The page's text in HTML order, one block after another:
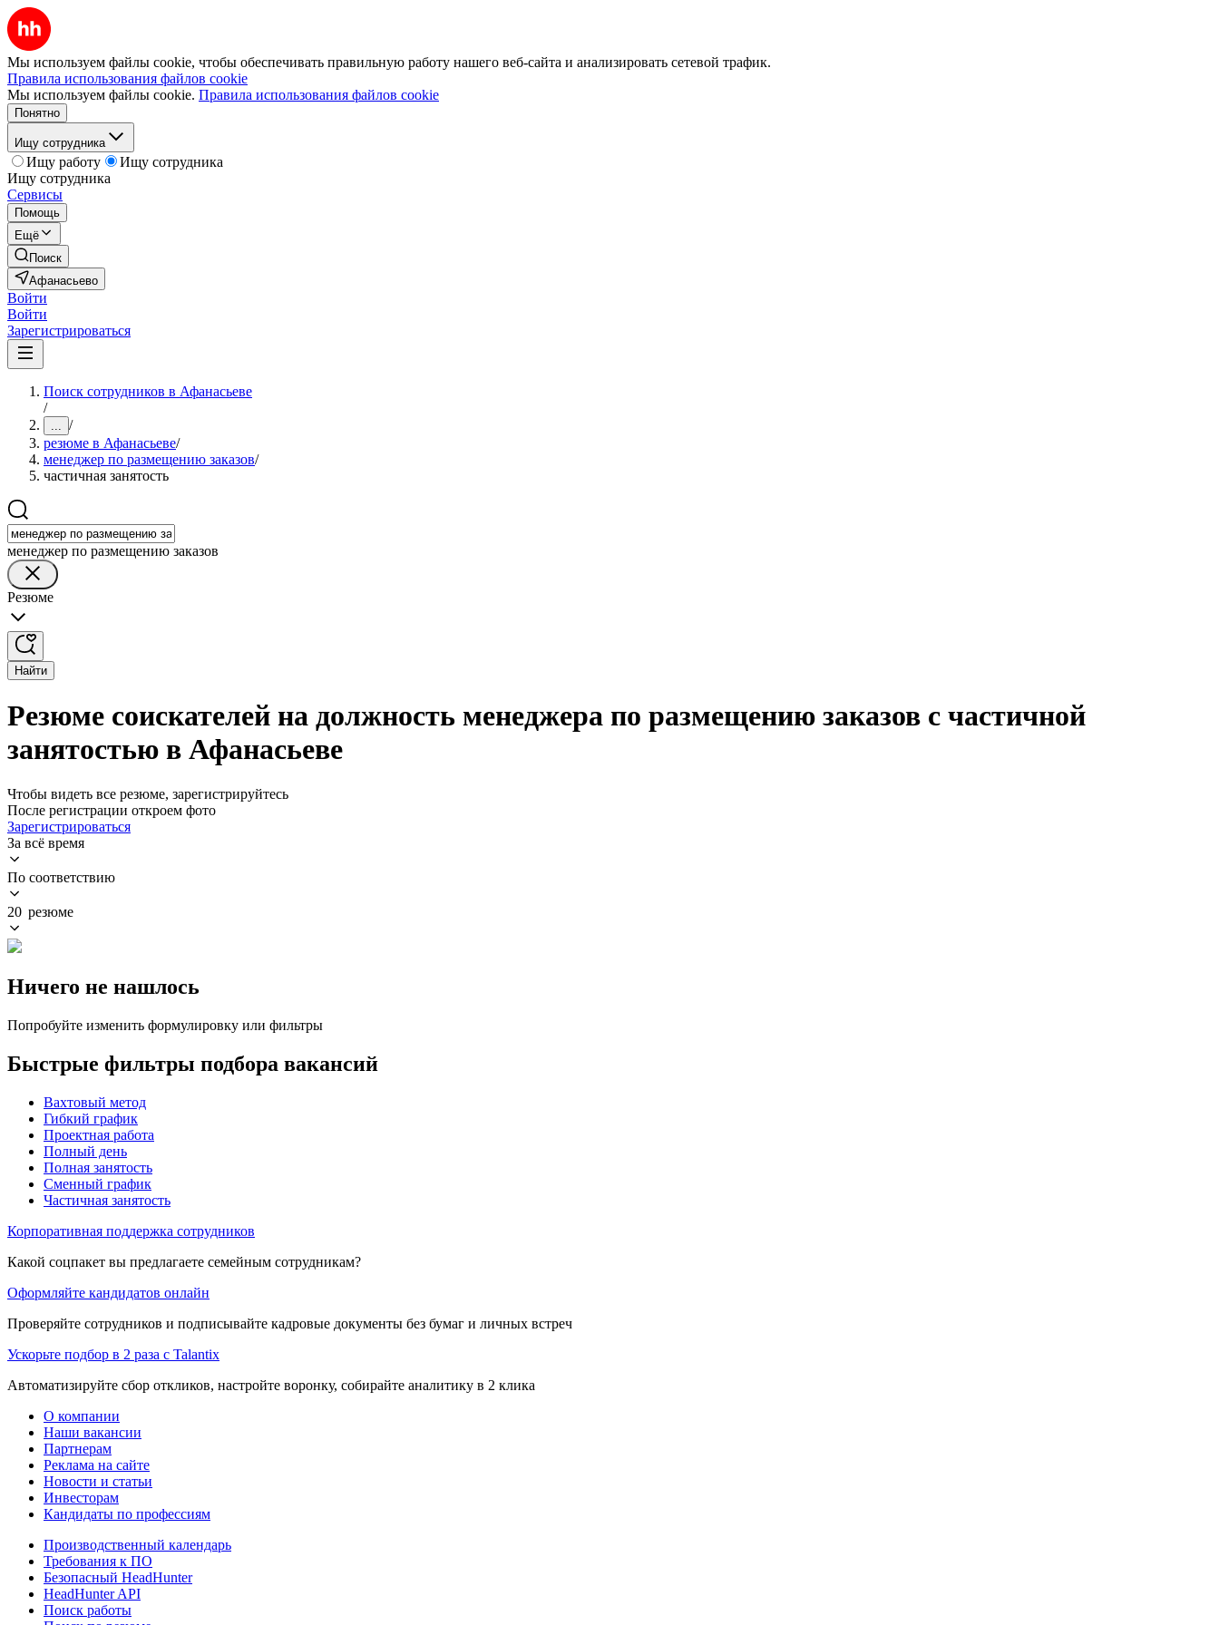
Мы используем файлы cookie, чтобы обеспечивать правильную работу нашего веб-сайта и анализировать сетевой трафик.
Правила использования файлов cookie
Мы используем файлы cookie. Правила использования файлов cookie
Понятно
Ищу сотрудника
Ищу работу
Ищу сотрудника
Ищу сотрудника
Сервисы
Помощь
Ещё
Поиск
Афанасьево
Войти
Войти
Зарегистрироваться
Поиск сотрудников в Афанасьеве
/
... /
резюме в Афанасьеве/
менеджер по размещению заказов/
частичная занятость
менеджер по размещению заказов
Резюме
Найти
Резюме соискателей на должность менеджера по размещению заказов с частичной
занятостью в Афанасьеве
Чтобы видеть все резюме, зарегистрируйтесь
После регистрации откроем фото
Зарегистрироваться
За всё время
По соответствию
20 резюме
Ничего не нашлось
Попробуйте изменить формулировку или фильтры
Быстрые фильтры подбора вакансий
Вахтовый метод
Гибкий график
Проектная работа
Полный день
Полная занятость
Сменный график
Частичная занятость
Корпоративная поддержка сотрудников
Какой соцпакет вы предлагаете семейным сотрудникам?
Оформляйте кандидатов онлайн
Проверяйте сотрудников и подписывайте кадровые документы без бумаг и личных встреч
Ускорьте подбор в 2 раза с Talantix
Автоматизируйте сбор откликов, настройте воронку, собирайте аналитику в 2 клика
О компании
Наши вакансии
Партнерам
Реклама на сайте
Новости и статьи
Инвесторам
Кандидаты по профессиям
Производственный календарь
Требования к ПО
Безопасный HeadHunter
HeadHunter API
Поиск работы